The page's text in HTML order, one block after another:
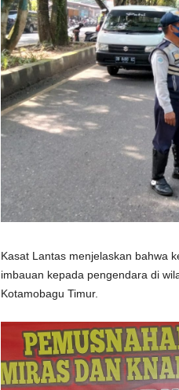
Kasat Lantas menjelaskan bahwa
imbauan kepada pengendara di
Kotamobagu Timur.